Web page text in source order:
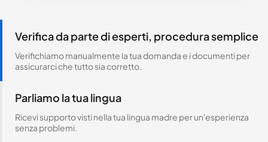
Verifica da parte di esperti, procedura semplice
Verifichiamo manualmente la tua domanda e i documenti per
assicurarci che tutto sia corretto.
Parliamo la tua lingua
Ricevi supporto visti nella tua lingua madre per un'esperienza
senza problemi.